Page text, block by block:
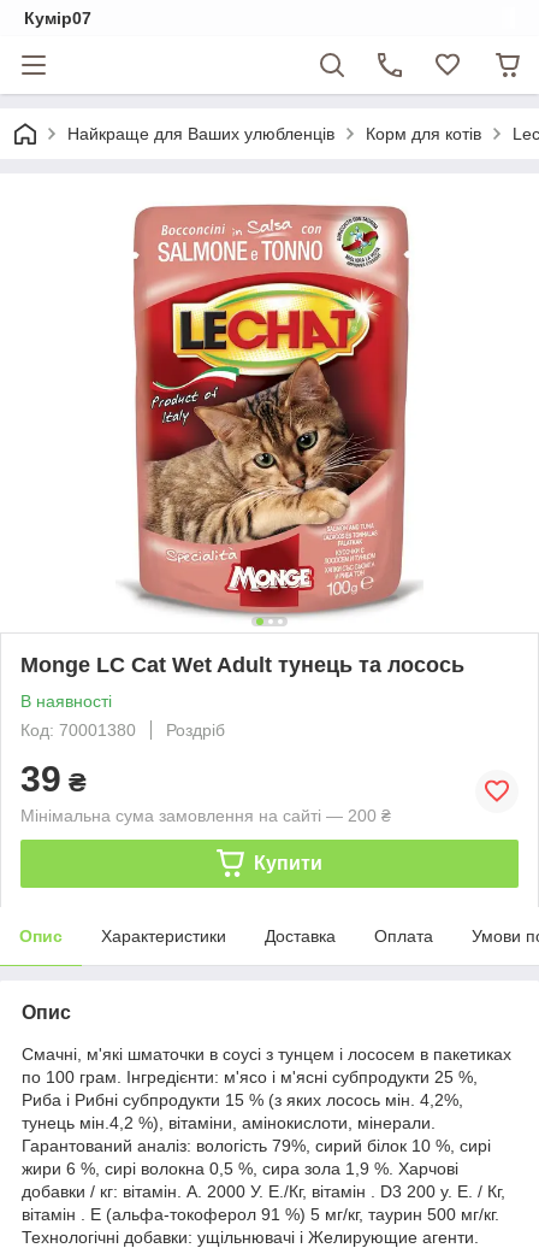
Кумір07
Найкраще для Ваших улюбленців Корм для котів
Monge LC Cat Wet Adult тунець та лосось
В наявності
Код: 70001380
Роздріб
39 ₴
Мінімальна сума замовлення на сайті — 200 ₴
Купити
Опис Характеристики Доставка Оплата Умови
Опис
Смачні, м'які шматочки в соусі з тунцем і лососем в пакетиках
по 100 грам. Інгредієнти: м'ясо і м'ясні субпродукти 25 %,
Риба і Рибні субпродукти 15 % (з яких лосось мін. 4,2%,
тунець мін.4,2 %), вітаміни, амінокислоти, мінерали.
Гарантований аналіз: вологість 79%, сирий білок 10 %, сирі
жири 6 %, сирі волокна 0,5 %, сира зола 1,9 %. Харчові
добавки / кг: вітамін. А. 2000 У. Е./Кг, вітамін . D3 200 у. Е. / Кг,
вітамін . Е (альфа-токоферол 91 %) 5 мг/кг, таурин 500 мг/кг.
Технологічні добавки: ущільнювачі і Желирующие агенти.